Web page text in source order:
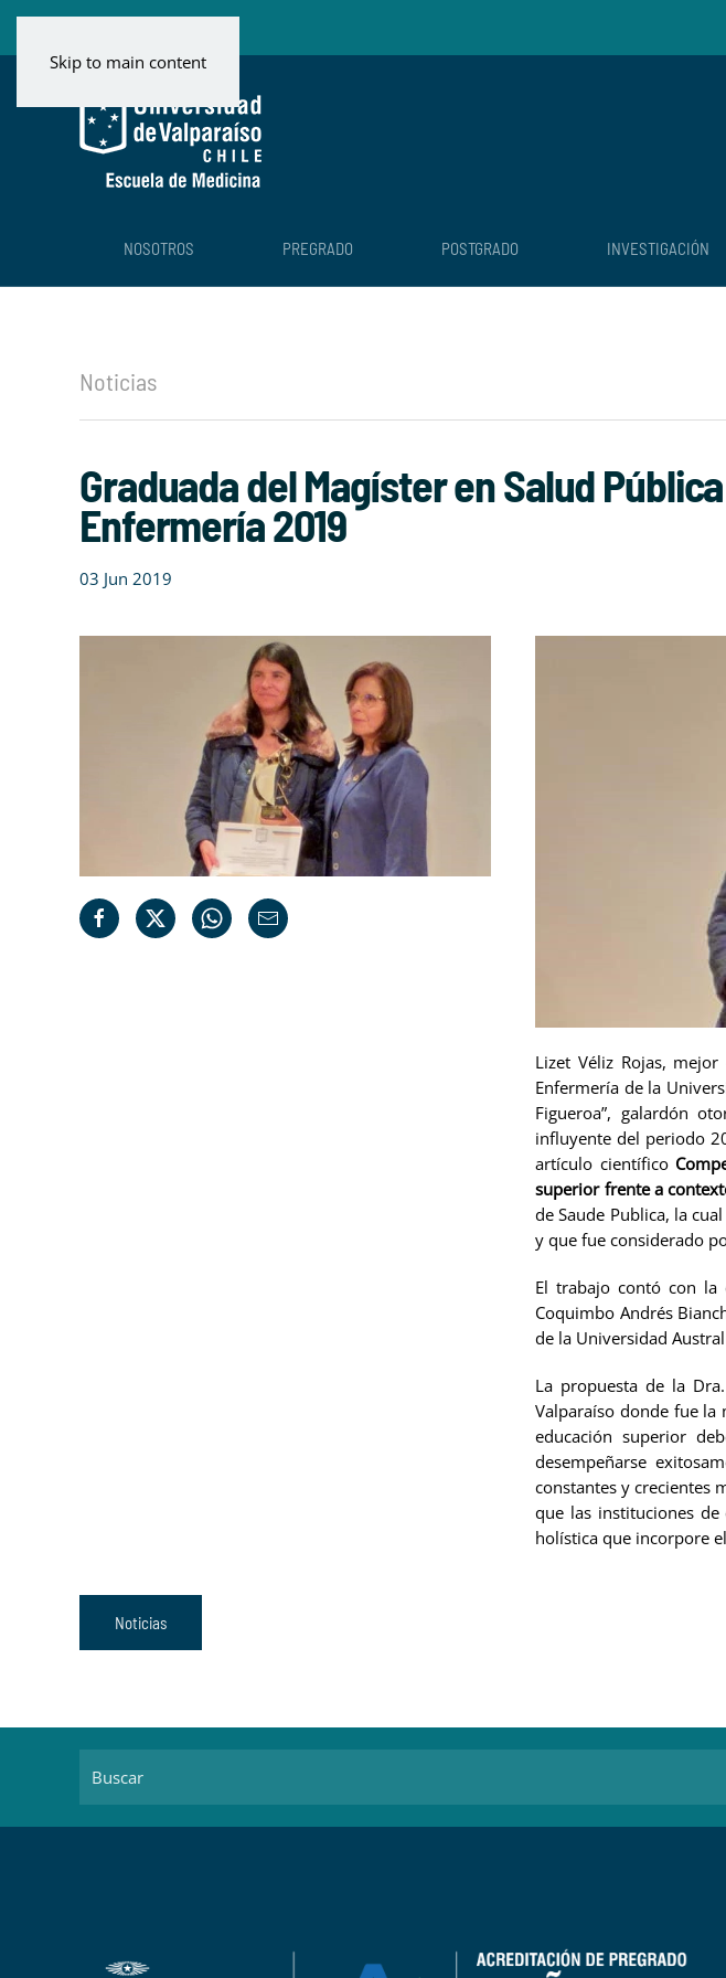
Skip to main content
NOSOTROS PREGRADO POSTGRADO INVESTIGACIÓN
Noticias
Graduada del Magíster en Salud
Enfermería 2019
03 Jun 2019
Lizet Véliz Rojas,
Enfermería de la
Figueroa”, galardón
influyente del periodo
artículo científico
superior frente a
de Saude Publica, la
y que fue considerado
El trabajo contó con la
Coquimbo Andrés
de la Universidad
La propuesta de la
Valparaíso donde fue la
educación superior
desempeñarse
constantes y crecientes
que las instituciones
holística que incorpore
Noticias